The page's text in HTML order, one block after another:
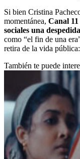
Si bien Cristina
momentánea, Canal 11
sociales una
como “el fin de una
retira de la vida pública:
También te puede